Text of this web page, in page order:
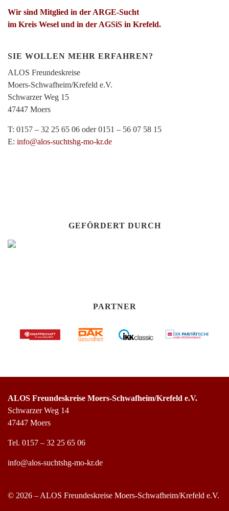
Wir sind Mitglied in der ARGE-Sucht
im Kreis Wesel und in der AGSiS in Krefeld.
SIE WOLLEN MEHR ERFAHREN?
ALOS Freundeskreise
Moers-Schwafheim/Krefeld e.V.
Schwarzer Weg 15
47447 Moers
T: 0157 – 32 25 65 06 oder 0151 – 56 07 58 15
E: info@alos-suchtshg-mo-kr.de
GEFÖRDERT DURCH
PARTNER
ALOS Freundeskreise Moers-Schwafheim/Krefeld e.V.
Schwarzer Weg 14
47447 Moers
Tel. 0157 – 32 25 65 06
info@alos-suchtshg-mo-kr.de
© 2026 – ALOS Freundeskreise Moers-Schwafheim/Krefeld e.V.